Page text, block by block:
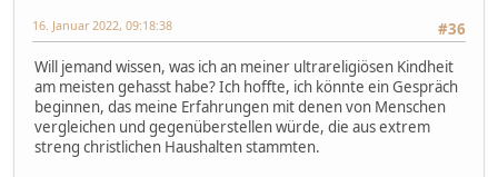
#36
16. Januar 2022, 09:18:38
Will jemand wissen, was ich an meiner ultrareligiösen Kindheit
am meisten gehasst habe? Ich hoffte, ich könnte ein Gespräch
beginnen, das meine Erfahrungen mit denen von Menschen
vergleichen und gegenüberstellen würde, die aus extrem
streng christlichen Haushalten stammten.